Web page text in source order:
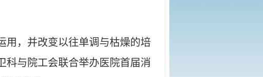
用，并改变以往单调与枯燥的培
科与院工会联合举办医院首届消